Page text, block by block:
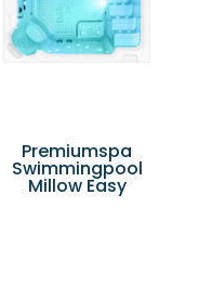
Premiumspa
Swimmingpool
Millow Easy